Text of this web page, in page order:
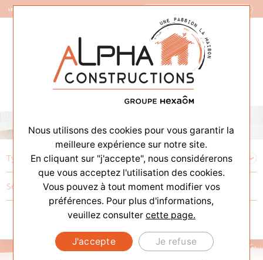
Nous utilisons des cookies pour vous garantir la
meilleure expérience sur notre site.
En cliquant sur "j'accepte", nous considérerons
que vous acceptez l'utilisation des cookies.
Vous pouvez à tout moment modifier vos
préférences. Pour plus d'informations,
veuillez consulter cette page.
J'accepte Je refuse